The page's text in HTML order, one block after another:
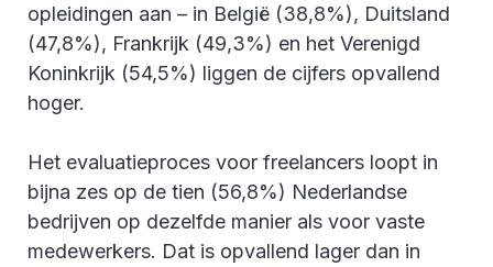
opleidingen aan – in België (38,8%), Duitsland
(47,8%), Frankrijk (49,3%) en het Verenigd
Koninkrijk (54,5%) liggen de cijfers opvallend
hoger.
Het evaluatieproces voor freelancers loopt in
bijna zes op de tien (56,8%) Nederlandse
bedrijven op dezelfde manier als voor vaste
medewerkers. Dat is opvallend lager dan in